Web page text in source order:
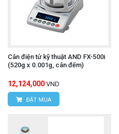
Cân điện tử kỹ thuật AND FX-500i
(520g x 0.001g, cân đếm)
12,124,000 VND
ĐẶT MUA